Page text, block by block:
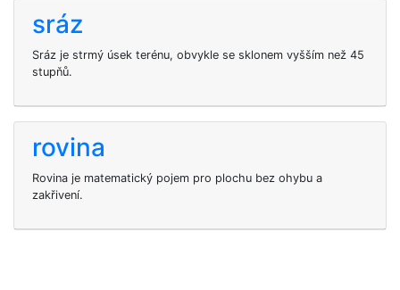
sráz
Sráz je strmý úsek terénu, obvykle se sklonem vyšším než 45
stupňů.
rovina
Rovina je matematický pojem pro plochu bez ohybu a
zakřivení.